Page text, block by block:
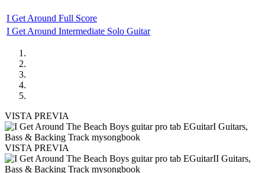
I Get Around Full Score
I Get Around Intermediate Solo Guitar
VISTA PREVIA
VISTA PREVIA